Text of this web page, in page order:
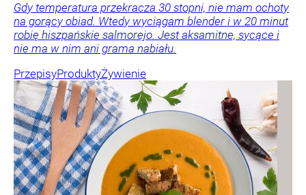
Gdy temperatura przekracza 30 stopni, nie mam ochoty
na gorący obiad. Wtedy wyciągam blender i w 20 minut
robię hiszpańskie salmorejo. Jest aksamitne, sycące i
nie ma w nim ani grama nabiału.
PrzepisyProduktyŻywienie